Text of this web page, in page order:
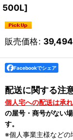
500L]
販売価格: 39,494
Facebookでシェア
配送に関する注
個人宅への配送は承れ
の屋号・商号がない
す。
※個人事業主様などの